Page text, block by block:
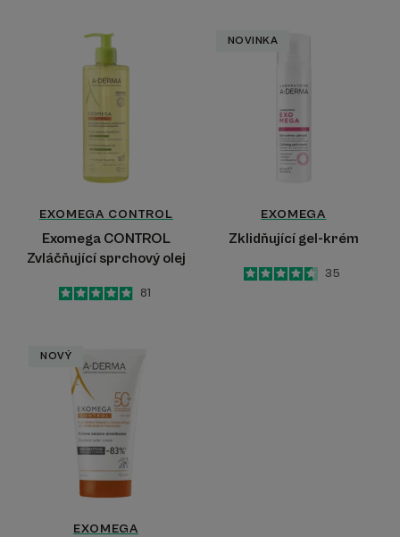
Exomega
CONTROL
Zvláčňující
sprchový
olej
EXOMEGA CONTROL
Exomega CONTROL
Zvláčňující sprchový olej
5
/5
81
NOVINKA
EXOMEGA
Zklidňující gel-krém
4.6
/
5
35
Control
emolienční
krém
SPF
50+
NOVÝ
EXOMEGA